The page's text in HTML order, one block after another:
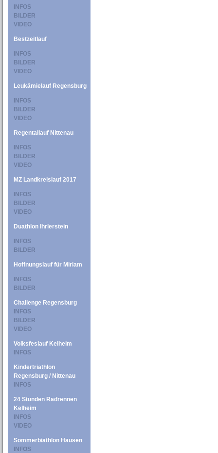
INFOS
BILDER
VIDEO
Bestzeitlauf
INFOS
BILDER
VIDEO
Leukämielauf Regensburg
INFOS
BILDER
VIDEO
Regentallauf Nittenau
INFOS
BILDER
VIDEO
MZ Landkreislauf 2017
INFOS
BILDER
VIDEO
Duathlon Ihrlerstein
INFOS
BILDER
Hoffnungslauf für Miriam
INFOS
BILDER
Challenge Regensburg
INFOS
BILDER
VIDEO
Volksfeslauf Kelheim
INFOS
Kindertriathlon
Regensburg / Nittenau
INFOS
24 Stunden Radrennen
Kelheim
INFOS
VIDEO
Sommerbiathlon Hausen
INFOS